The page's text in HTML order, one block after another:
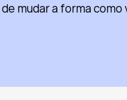
mudar a forma